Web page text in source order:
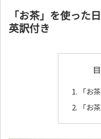
「お茶」を使った
英訳付き
「お
「お